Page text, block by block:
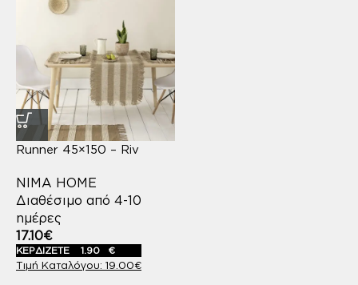
Runner 45×150 – Riv
NIMA HOME
Διαθέσιμο από 4-10
ημέρες
19.00€
17.10€
ΚΕΡΔΙΖΕΤΕ 1.90 €